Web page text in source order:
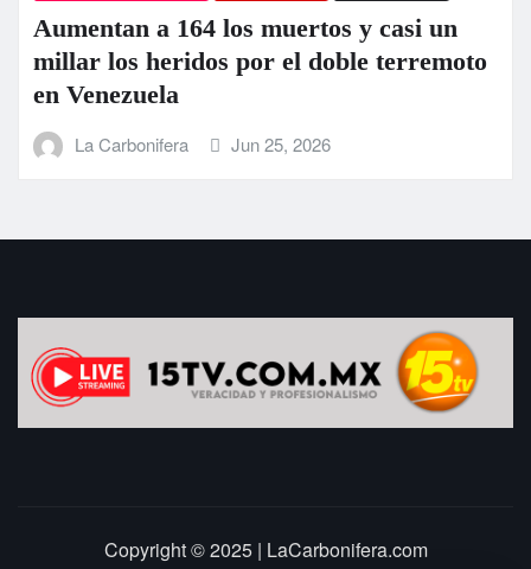
los muertos y casi un
por el doble terremoto
Jun 25, 2026
GOBIERNO
FUERZAS